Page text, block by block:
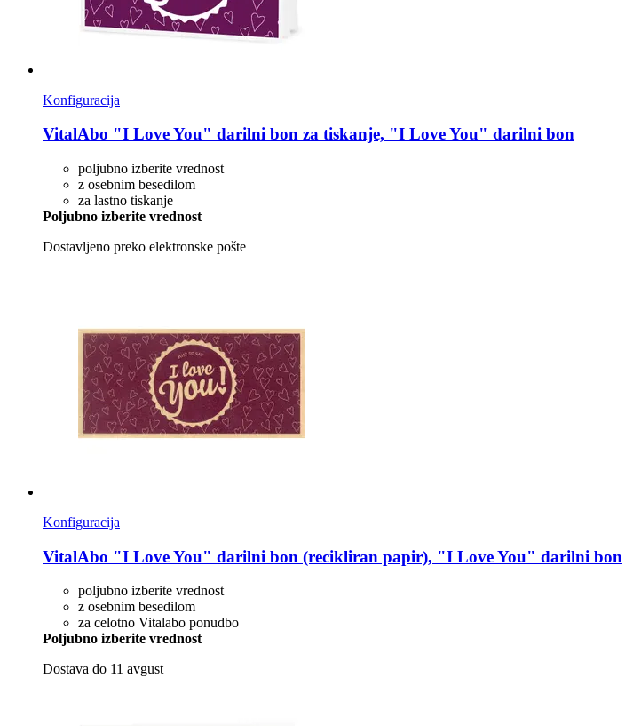
Konfiguracija
VitalAbo "I Love You" darilni bon za tiskanje, "I Love You" darilni bon
poljubno izberite vrednost
z osebnim besedilom
za lastno tiskanje
Poljubno izberite vrednost
Dostavljeno preko elektronske pošte
Konfiguracija
VitalAbo "I Love You" darilni bon (recikliran papir), "I Love You" darilni bon
poljubno izberite vrednost
z osebnim besedilom
za celotno Vitalabo ponudbo
Poljubno izberite vrednost
Dostava do 11 avgust